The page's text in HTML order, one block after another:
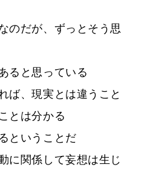
のだが、ずっとそう思
ると思っている
ば、現実とは違うこと
とは分かる
ということだ
に関係して妄想は生じ